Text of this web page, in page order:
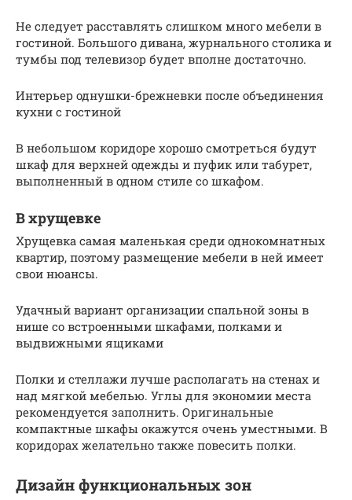
Не следует расставлять слишком много мебели в
гостиной. Большого дивана, журнального столика и
тумбы под телевизор будет вполне достаточно.
Интерьер однушки-брежневки после объединения
кухни с гостиной
В небольшом коридоре хорошо смотреться будут
шкаф для верхней одежды и пуфик или табурет,
выполненный в одном стиле со шкафом.
В хрущевке
Хрущевка самая маленькая среди однокомнатных
квартир, поэтому размещение мебели в ней имеет
свои нюансы.
Удачный вариант организации спальной зоны в
нише со встроенными шкафами, полками и
выдвижными ящиками
Полки и стеллажи лучше располагать на стенах и
над мягкой мебелью. Углы для экономии места
рекомендуется заполнить. Оригинальные
компактные шкафы окажутся очень уместными. В
коридорах желательно также повесить полки.
Дизайн функциональных зон